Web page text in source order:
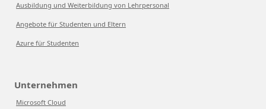
Ausbildung und Weiterbildung von Lehrpersonal
Angebote für Studenten und Eltern
Azure für Studenten
Unternehmen
Microsoft Cloud